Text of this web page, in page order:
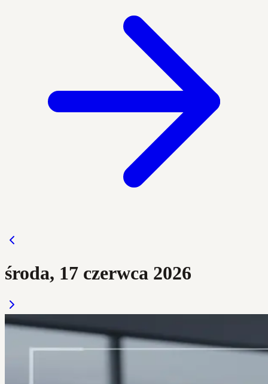
środa, 17 czerwca 2026